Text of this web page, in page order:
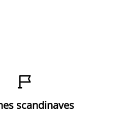

scandinaves